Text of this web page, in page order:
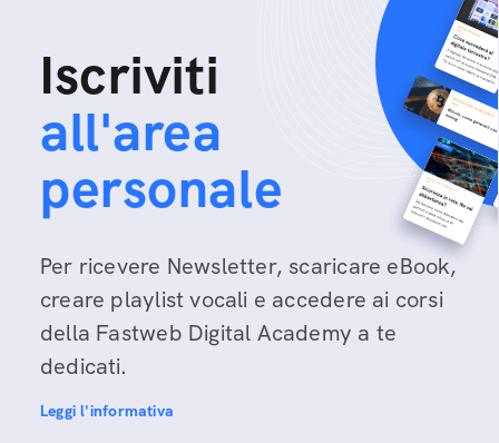
Iscriviti
all'area
personale
Per ricevere Newsletter, scaricare eBook,
creare playlist vocali e accedere ai corsi
della Fastweb Digital Academy a te
dedicati.
Leggi l'informativa